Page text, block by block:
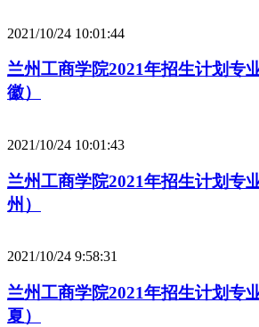
2021/10/24 10:01:44
兰州工商学院2021年招生计划专
徽）
2021/10/24 10:01:43
兰州工商学院2021年招生计划专
州）
2021/10/24 9:58:31
兰州工商学院2021年招生计划专
夏）